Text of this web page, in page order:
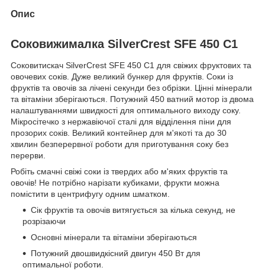
Опис
Соковижималка SilverCrest SFE 450 C1
Соковитискач SilverCrest SFE 450 C1 для свіжих фруктових та
овочевих соків. Дуже великий бункер для фруктів. Соки із
фруктів та овочів за лічені секунди без обрізки. Цінні мінерали
та вітаміни зберігаються. Потужний 450 ватний мотор із двома
налаштуваннями швидкості для оптимального виходу соку.
Мікросітечко з нержавіючої сталі для відділення піни для
прозорих соків. Великий контейнер для м'якоті та до 30
хвилин безперервної роботи для приготування соку без
перерви.
Робіть смачні свіжі соки із твердих або м'яких фруктів та
овочів! Не потрібно нарізати кубиками, фрукти можна
помістити в центрифугу одним шматком.
Сік фруктів та овочів витягується за кілька секунд, не
розрізаючи
Основні мінерали та вітаміни зберігаються
Потужний двошвидкісний двигун 450 Вт для
оптимальної роботи.